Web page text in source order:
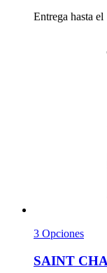
Entrega hasta el
3 Opciones
SAINT